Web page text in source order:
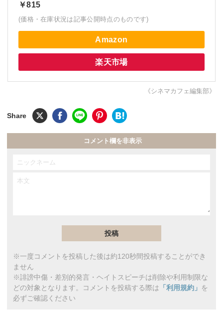
￥815
(価格・在庫状況は記事公開時点のものです)
Amazon
楽天市場
《シネマカフェ編集部》
コメント欄を非表示
※一度コメントを投稿した後は約120秒間投稿することができ
ません
※誹謗中傷・差別的発言・ヘイトスピーチは削除や利用制限な
どの対象となります。コメントを投稿する際は 「利用規約」 を
必ずご確認ください